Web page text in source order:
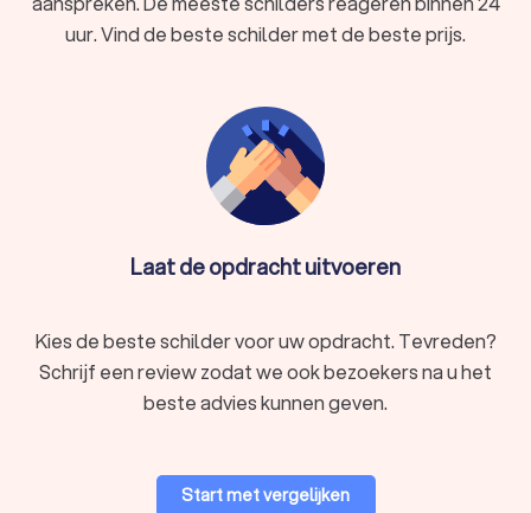
uur. Vind de beste schilder met de beste prijs.
Laat de opdracht uitvoeren
Kies de beste schilder voor uw opdracht. Tevreden?
Schrijf een review zodat we ook bezoekers na u het
beste advies kunnen geven.
Start met vergelijken